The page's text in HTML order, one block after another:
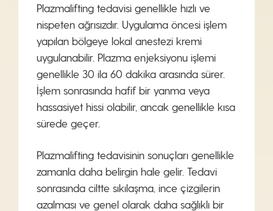
Plazmalifting tedavisi genellikle hızlı ve
nispeten ağrısızdır. Uygulama öncesi işlem
yapılan bölgeye lokal anestezi kremi
uygulanabilir. Plazma enjeksiyonu işlemi
genellikle 30 ila 60 dakika arasında sürer.
İşlem sonrasında hafif bir yanma veya
hassasiyet hissi olabilir, ancak genellikle kısa
sürede geçer.
Plazmalifting tedavisinin sonuçları genellikle
zamanla daha belirgin hale gelir. Tedavi
sonrasında ciltte sıkılaşma, ince çizgilerin
azalması ve genel olarak daha sağlıklı bir